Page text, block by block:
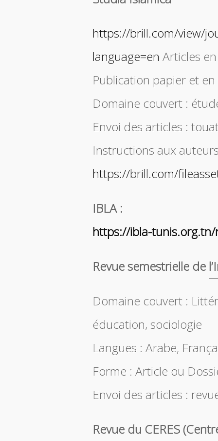
https://brill.com/view/
language=en Articles
Publication papier et en
Domaine couvert :
Envoi des articles :
Instructions aux
https://brill.com/
IBLA :
https://ibla-
Revue semestrielle de
Domaine couvert :
éducation, sociologie
Langues : Arabe,
Forme : Article ou
Envoi des articles :
Revue du CERES